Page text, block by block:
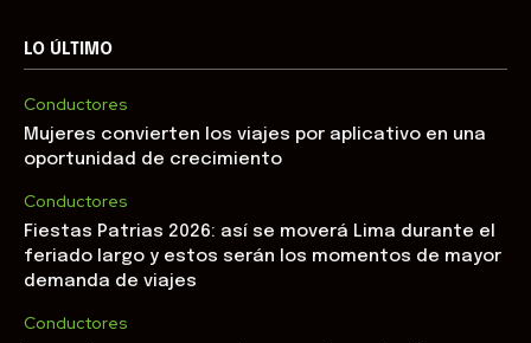
LO ÚLTIMO
Conductores
Mujeres convierten los viajes por aplicativo en una
oportunidad de crecimiento
Conductores
Fiestas Patrias 2026: así se moverá Lima durante el
feriado largo y estos serán los momentos de mayor
demanda de viajes
Conductores